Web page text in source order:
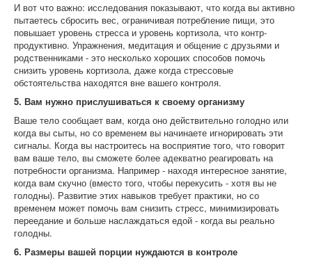
И вот что важно: исследования показывают, что когда вы активно
пытаетесь сбросить вес, ограничивая потребление пищи, это
повышает уровень стресса и уровень кортизола, что контр-
продуктивно. Упражнения, медитация и общение с друзьями и
родственниками - это несколько хороших способов помочь
снизить уровень кортизола, даже когда стрессовые
обстоятельства находятся вне вашего контроля.
5. Вам нужно прислушиваться к своему организму
Ваше тело сообщает вам, когда оно действительно голодно или
когда вы сыты, но со временем вы начинаете игнорировать эти
сигналы. Когда вы настроитесь на восприятие того, что говорит
вам ваше тело, вы сможете более адекватно реагировать на
потребности организма. Например - находя интересное занятие,
когда вам скучно (вместо того, чтобы перекусить - хотя вы не
голодны). Развитие этих навыков требует практики, но со
временем может помочь вам снизить стресс, минимизировать
переедание и больше наслаждаться едой - когда вы реально
голодны.
6. Размеры вашей порции нуждаются в контроле